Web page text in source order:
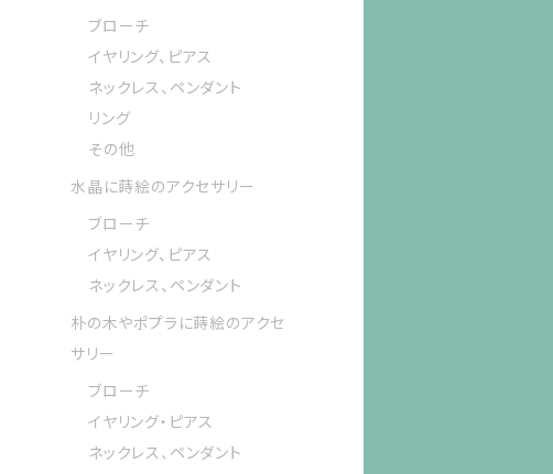
ブローチ
イヤリング、ピアス
ネックレス、ペンダント
リング
その他
水晶に蒔絵のアクセサリー
ブローチ
イヤリング、ピアス
ネックレス、ペンダント
朴の木やポプラに蒔絵のアクセ
サリー
ブローチ
イヤリング・ピアス
ネックレス、ペンダント